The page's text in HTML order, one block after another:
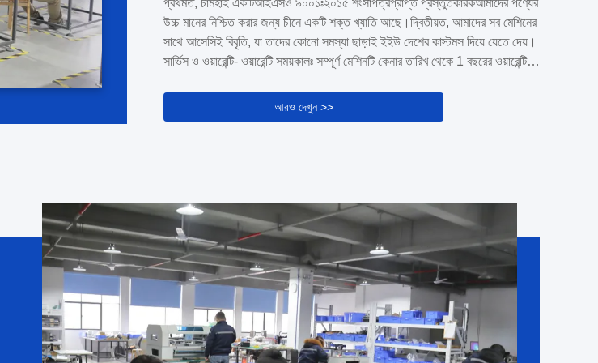
আমাদের ইঞ্জিনিয়ারদের ...
প্রথমত, চার্মহাই একটিআইএসও ৯০০১ঃ২০১৫ শংসাপত্রপ্রাপ্ত প্রস্তুতকারকআমাদের পণ্যের
উচ্চ মানের নিশ্চিত করার জন্য চীনে একটি শক্ত খ্যাতি আছে।দ্বিতীয়ত, আমাদের সব মেশিনের
সাথে আসেসিই বিবৃতি, যা তাদের কোনো সমস্যা ছাড়াই ইইউ দেশের কাস্টমস দিয়ে যেতে দেয়।
সার্ভিস ও ওয়ারেন্টি- ওয়ারেন্টি সময়কালঃ সম্পূর্ণ মেশিনটি কেনার তারিখ থেকে 1 বছরের ওয়ারেন্টি
আরও দেখুন >>